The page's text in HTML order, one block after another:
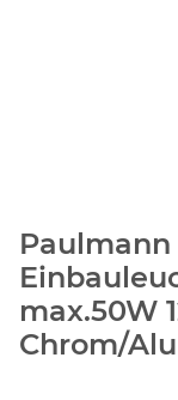
max.50W
Chrom/